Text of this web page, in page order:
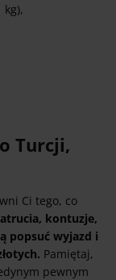
kg),
Turcji,
Ci tego, co
kontuzje,
popsuć wyjazd i
Pamiętaj,
pewnym